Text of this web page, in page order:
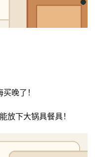
晚了！
放下大锅具餐具！